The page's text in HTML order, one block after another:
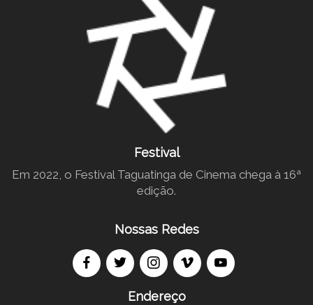
Festival
Em 2022, o Festival Taguatinga de Cinema chega à 16ª
edição.
Nossas Redes
Endereço